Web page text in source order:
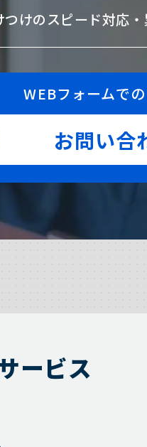
けのスピード対応・
WEBフォームで
お問い合
ービス